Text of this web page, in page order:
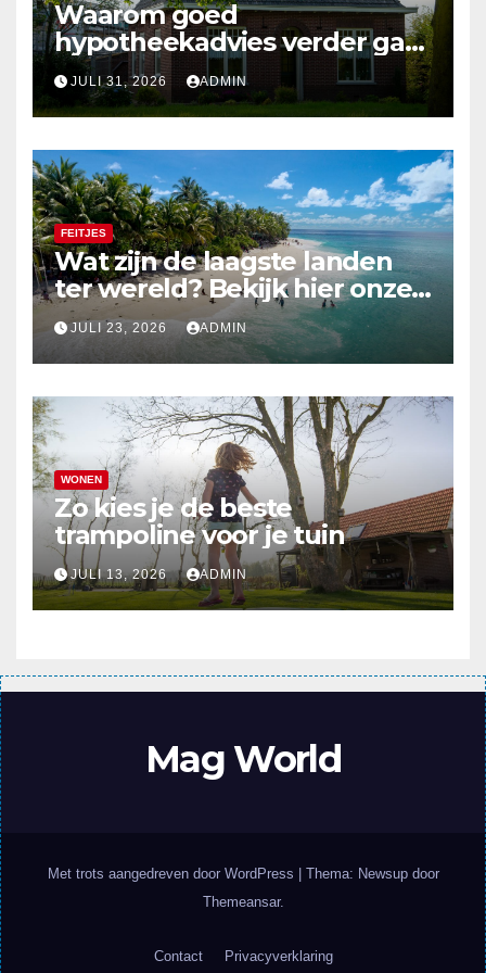
Waarom goed
hypotheekadvies verder gaat
dan alleen cijfers
JULI 31, 2026 ADMIN
FEITJES
Wat zijn de laagste landen
ter wereld? Bekijk hier onze
top 10
JULI 23, 2026 ADMIN
WONEN
Zo kies je de beste
trampoline voor je tuin
JULI 13, 2026 ADMIN
Mag World
Met trots aangedreven door WordPress
Thema: Newsup door
Themeansar.
Contact Privacyverklaring